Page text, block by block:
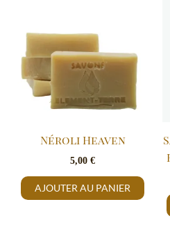
Néroli Heaven
5,00€
AJOUTER AU PANIER